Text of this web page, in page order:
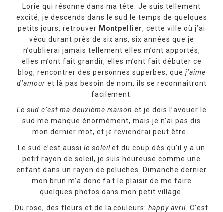
Lorie qui résonne dans ma tête. Je suis tellement
excité, je descends dans le sud le temps de quelques
petits jours, retrouver Montpellier, cette ville où j’ai
vécu durant près de six ans, six années que je
n’oublierai jamais tellement elles m’ont apportés,
elles m’ont fait grandir, elles m’ont fait débuter ce
blog, rencontrer des personnes superbes, que j’aime
d’amour et là pas besoin de nom, ils se reconnaitront
facilement.
Le sud c’est ma deuxième maison et je dois l’avouer le
sud me manque énormément, mais je n’ai pas dis
mon dernier mot, et je reviendrai peut être…
Le sud c’est aussi le soleil et du coup dés qu’il y a un
petit rayon de soleil, je suis heureuse comme une
enfant dans un rayon de peluches. Dimanche dernier
mon brun m’a donc fait le plaisir de me faire
quelques photos dans mon petit village.
Du rose, des fleurs et de la couleurs: happy avril . C’est